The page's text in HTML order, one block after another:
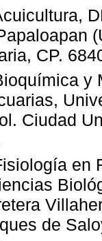
CP.
y
Ciudad
en
de